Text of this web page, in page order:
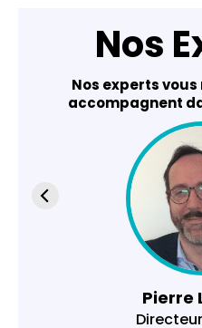
Nos
Nos experts
accompagnent
Pierre